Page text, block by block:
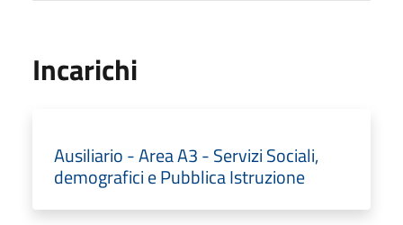
Incarichi
Ausiliario - Area A3 - Servizi Sociali,
demografici e Pubblica Istruzione